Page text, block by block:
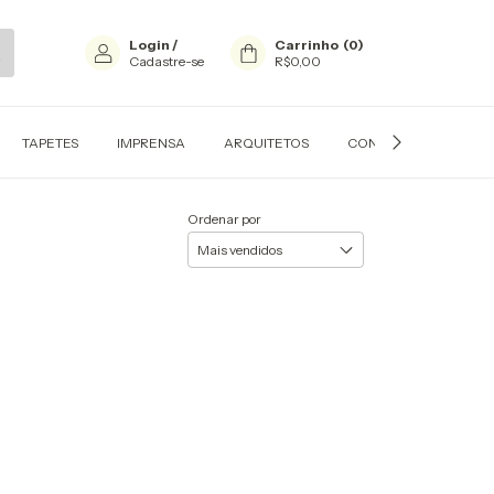
Login /
Cadastre-se
Carrinho (0)
R$0,00
TAPETES IMPRENSA ARQUITETOS CONTATO
Ordenar por